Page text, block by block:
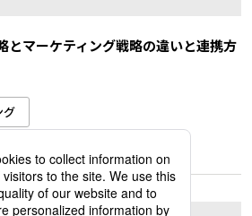
とマーケティング戦略の違いと連携方
グ